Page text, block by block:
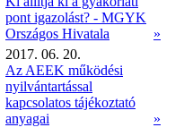
pont igazolást? - MGYK
Országos Hivatala
»
2017. 06. 20.
Az AEEK működési
nyilvántartással
kapcsolatos tájékoztató
anyagai
»